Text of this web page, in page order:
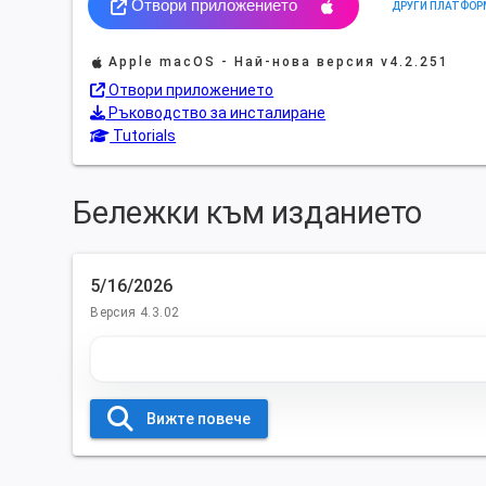
Отвори приложението ДРУГИ
Apple macOS - Най-нова версияv4.2.251
Отвори приложението
Ръководство за инсталиране
Tutorials
Бележки към изданието
5/16/2026
Версия 4.3.02
Вижте повече